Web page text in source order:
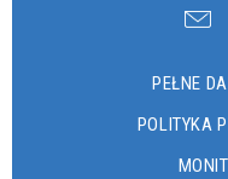
PEŁNE
POLITYKA